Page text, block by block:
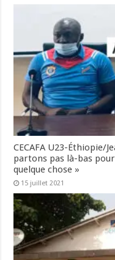
CECAFA U23-Éthiopie/
partons pas là-bas
quelque chose »
15 juillet 2021